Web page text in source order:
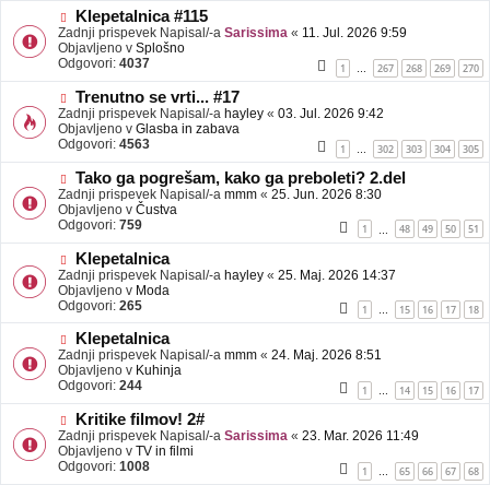
b
a
v
e
N
o
v
e
b
a
v
e
Klepetalnica #115
Zadnji prispevek Napisal/-a Sarissima « 11. Jul. 2026 9:59
Objavljeno v Splošno
Odgovori: 4037 1 … 267 268 269 270
N
o
v
e
b
a
v
e
Trenutno se vrti... #17
Zadnji prispevek Napisal/-a hayley « 03. Jul. 2026 9:42
Objavljeno v Glasba in zabava
Odgovori: 4563 1 302 303 304 305
N
o
v
e
o
b
a
v
e
Tako ga pogrešam, kako ga preboleti? 2.del
Zadnji prispevek Napisal/-a mmm « 25. Jun. 2026 8:30
Objavljeno v Čustva
Odgovori: 759 1 48 49 50 51
N
o
v
e
o
b
a
v
e
Klepetalnica
Zadnji prispevek Napisal/-a hayley « 25. Maj. 2026 14:37
Objavljeno v Moda
Odgovori: 265 1 … 15 16 17 18
N
o
v
e
b
a
v
e
Klepetalnica
Zadnji prispevek Napisal/-a mmm « 24. Maj. 2026 8:51
Objavljeno v Kuhinja
Odgovori: 244 1 … 14 15 16 17
N
o
v
e
Kritike filmov! 2#
Zadnji prispevek Napisal/-a Sarissima « 23. Mar. 2026 11:49
Objavljeno v TV in filmi
Odgovori: 1008 1 … 65 66 67 68